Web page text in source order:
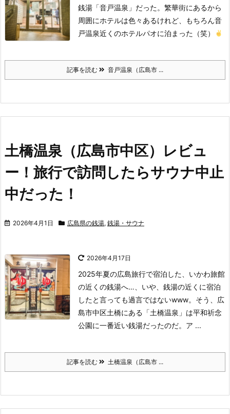
銭湯「音戸温泉」だった。 繁華街にあるから
周囲にホテルは色々あるけれど、もちろん音
戸温泉近くのホテルパオに泊まった（笑）
記事を読む 音戸温泉（広島市 ...
土橋温泉（広島市中区）レビュ
ー！旅行で訪問したらサウナ中止
中だった！
2026年4月1日 広島県の銭湯, 銭湯・サウナ
2026年4月17日
2025年夏の広島旅行で宿泊した、いかわ旅館
の近くの銭湯へ…、 いや、銭湯の近くに宿泊
したと言っても過言ではないwww。 そう、広
島市中区土橋にある「土橋温泉」は平和祈念
公園に一番近い銭湯だったのだ。 ア ...
記事を読む 土橋温泉（広島市 ...